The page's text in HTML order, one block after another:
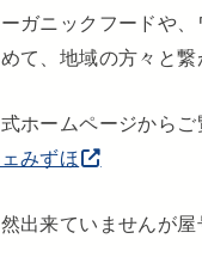
ガニックフードや、
て、地域の方々と
ホームページからご
みずほ
出来ていませんが屋